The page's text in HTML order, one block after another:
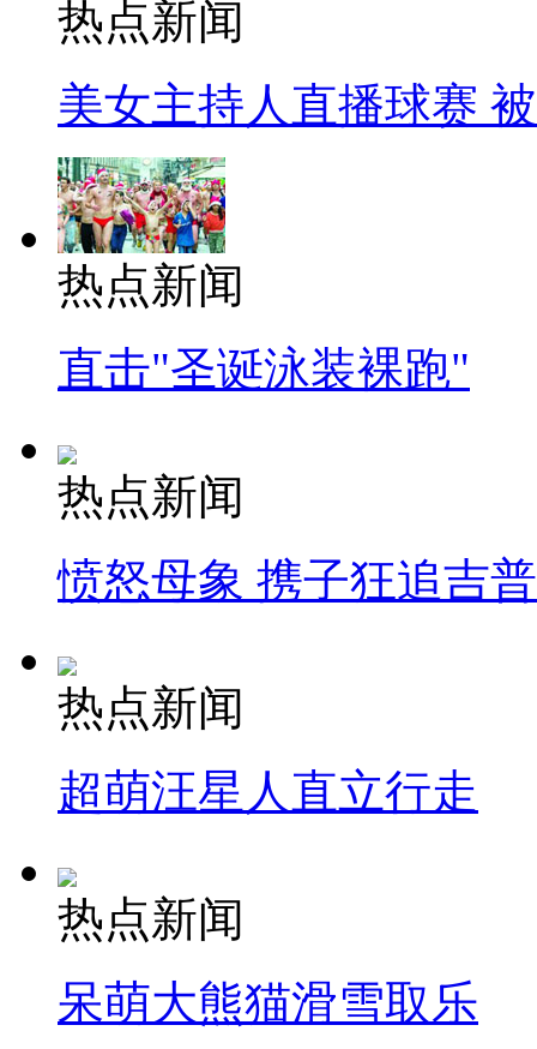
热点新闻
美女主持人直播球赛
热点新闻
直击"圣诞泳装裸跑"
热点新闻
愤怒母象 携子狂追吉
热点新闻
超萌汪星人直立行走
热点新闻
呆萌大熊猫滑雪取乐